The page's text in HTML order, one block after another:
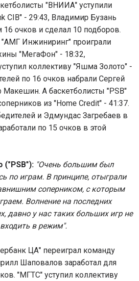
"ВНИИА" уступили
CIB" - 29:43, Владимир Бузань
16 очков и сделал 10 подборов.
Инжиниринг" проиграли
"МегаФон" - 18:32,
коллективу "Яшма Золото" -
по 16 очков набрали Сергей
А баскетболисты "PSB"
из "Home Credit" - 41:37.
и Эдмундас Загребаев в
по 15 очков в этой
("PSB"): "Очень большим был
по играм. В принципе, отыграли
соперником, с которым
Волнение на последних
давно у нас таких больших игр не
в режим".
ЦА" переиграл команду
Шаповалов заработал для
"МГТС" уступил коллективу